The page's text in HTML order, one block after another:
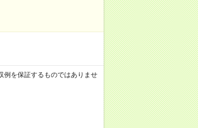
を保証するものではありませ